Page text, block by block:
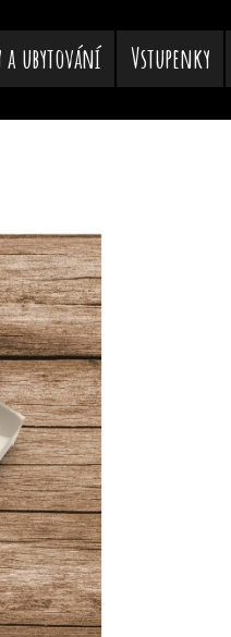
a ubytování Vstupenky
Co potřebujete
Doporučujeme